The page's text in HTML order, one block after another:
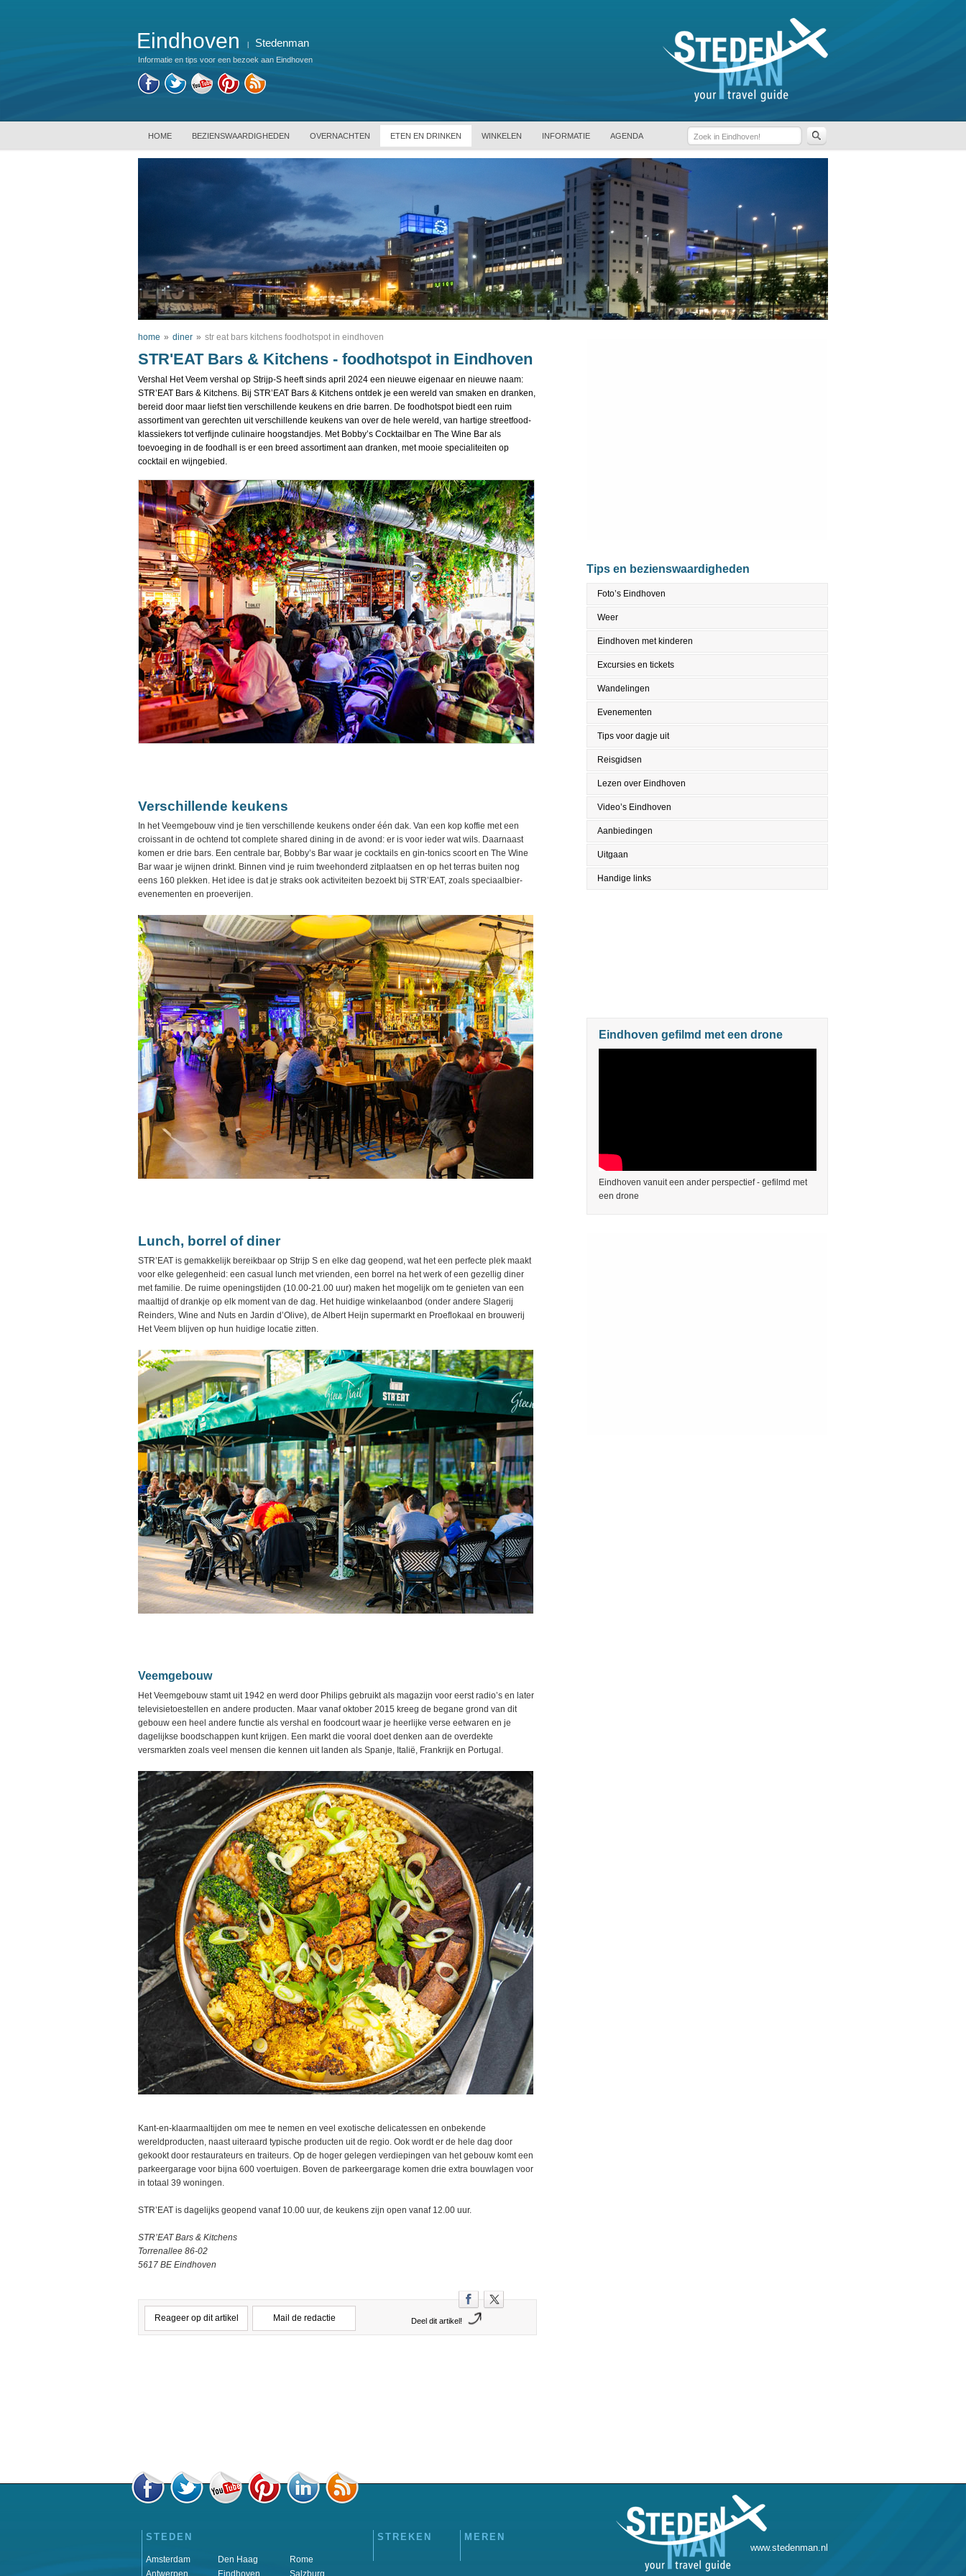
Eindhoven Stedenman
Informatie en tips voor een bezoek aan Eindhoven
HOME BEZIENSWAARDIGHEDEN OVERNACHTEN ETEN EN DRINKEN WINKELEN INFORMATIE AGENDA
home » diner » str eat bars kitchens foodhotspot in eindhoven
STR'EAT Bars & Kitchens - foodhotspot in Eindhoven
Vershal Het Veem vershal op Strijp-S heeft sinds april 2024 een nieuwe eigenaar en nieuwe naam:
STR’EAT Bars & Kitchens. Bij STR’EAT Bars & Kitchens ontdek je een wereld van smaken en dranken,
bereid door maar liefst tien verschillende keukens en drie barren. De foodhotspot biedt een ruim
assortiment van gerechten uit verschillende keukens van over de hele wereld, van hartige streetfood-
klassiekers tot verfijnde culinaire hoogstandjes. Met Bobby’s Cocktailbar en The Wine Bar als
toevoeging in de foodhall is er een breed assortiment aan dranken, met mooie specialiteiten op
cocktail en wijngebied.
Verschillende keukens
In het Veemgebouw vind je tien verschillende keukens onder één dak. Van een kop koffie met een
croissant in de ochtend tot complete shared dining in de avond: er is voor ieder wat wils. Daarnaast
komen er drie bars. Een centrale bar, Bobby’s Bar waar je cocktails en gin-tonics scoort en The Wine
Bar waar je wijnen drinkt. Binnen vind je ruim tweehonderd zitplaatsen en op het terras buiten nog
eens 160 plekken. Het idee is dat je straks ook activiteiten bezoekt bij STR’EAT, zoals speciaalbier-
evenementen en proeverijen.
Lunch, borrel of diner
STR’EAT is gemakkelijk bereikbaar op Strijp S en elke dag geopend, wat het een perfecte plek maakt
voor elke gelegenheid: een casual lunch met vrienden, een borrel na het werk of een gezellig diner
met familie. De ruime openingstijden (10.00-21.00 uur) maken het mogelijk om te genieten van een
maaltijd of drankje op elk moment van de dag. Het huidige winkelaanbod (onder andere Slagerij
Reinders, Wine and Nuts en Jardin d’Olive), de Albert Heijn supermarkt en Proeflokaal en brouwerij
Het Veem blijven op hun huidige locatie zitten.
Veemgebouw
Het Veemgebouw stamt uit 1942 en werd door Philips gebruikt als magazijn voor eerst radio’s en later
televisietoestellen en andere producten. Maar vanaf oktober 2015 kreeg de begane grond van dit
gebouw een heel andere functie als vershal en foodcourt waar je heerlijke verse eetwaren en je
dagelijkse boodschappen kunt krijgen. Een markt die vooral doet denken aan de overdekte
versmarkten zoals veel mensen die kennen uit landen als Spanje, Italië, Frankrijk en Portugal.
Kant-en-klaarmaaltijden om mee te nemen en veel exotische delicatessen en onbekende
wereldproducten, naast uiteraard typische producten uit de regio. Ook wordt er de hele dag door
gekookt door restaurateurs en traiteurs. Op de hoger gelegen verdiepingen van het gebouw komt een
parkeergarage voor bijna 600 voertuigen. Boven de parkeergarage komen drie extra bouwlagen voor
in totaal 39 woningen.
STR’EAT is dagelijks geopend vanaf 10.00 uur, de keukens zijn open vanaf 12.00 uur.
STR’EAT Bars & Kitchens
Torrenallee 86-02
5617 BE Eindhoven
Reageer op dit artikel Mail de redactie Deel dit artikel!
Tips en bezienswaardigheden
Foto’s Eindhoven
Weer
Eindhoven met kinderen
Excursies en tickets
Wandelingen
Evenementen
Tips voor dagje uit
Reisgidsen
Lezen over Eindhoven
Video’s Eindhoven
Aanbiedingen
Uitgaan
Handige links
Eindhoven gefilmd met een drone
Eindhoven vanuit een ander perspectief - gefilmd met
een drone
STEDEN
Amsterdam
Antwerpen
Den Haag
Eindhoven
Rome
Salzburg
STREKEN
MEREN
www.stedenman.nl